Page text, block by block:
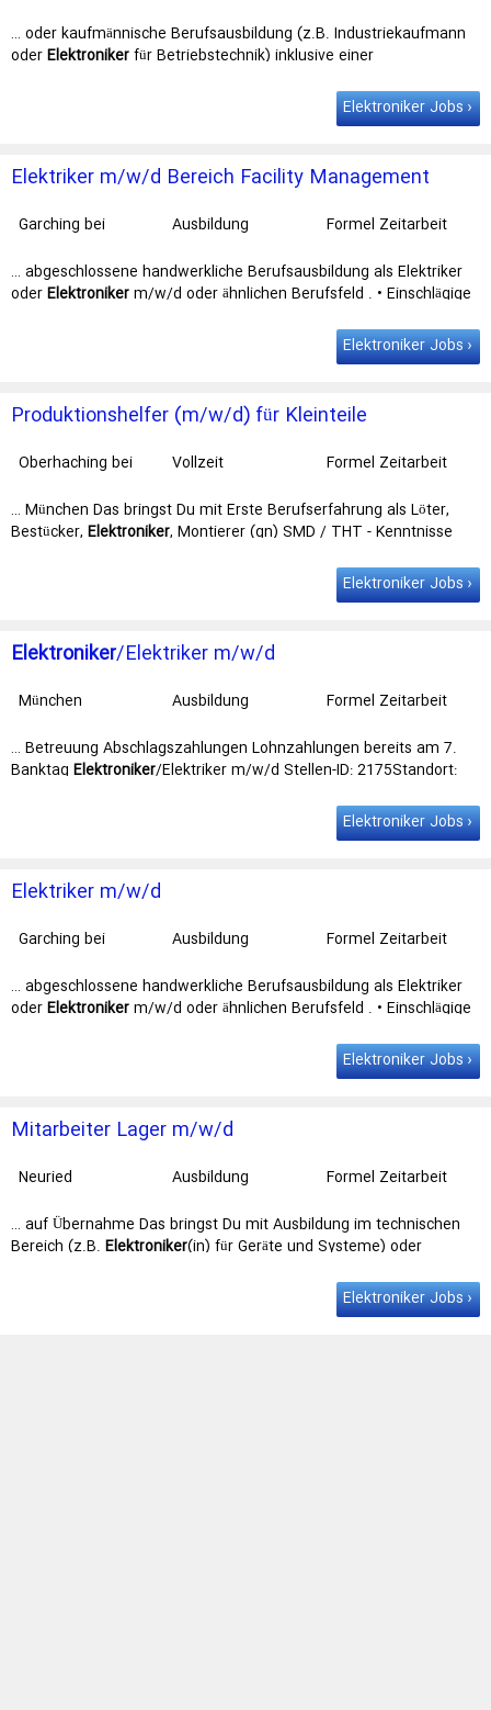
… oder kaufmännische Berufsausbildung (z.B. Industriekaufmann
oderElektronikerfür Betriebstechnik) inklusive einer
Elektroniker Jobs
Elektriker m/w/d Bereich Facility Management
Garching bei
Ausbildung
Formel Zeitarbeit
… abgeschlossene handwerkliche Berufsausbildung als Elektriker
oderElektronikerm/w/d oder ähnlichen Berufsfeld . • Einschlägige
Elektroniker Jobs
Produktionshelfer (m/w/d) für Kleinteile
Oberhaching bei
Vollzeit
Formel Zeitarbeit
… München Das bringst Du mit Erste Berufserfahrung als Löter,
Bestücker, Elektroniker, Montierer (gn) SMD / THT - Kenntnisse
Elektroniker Jobs
Elektroniker/Elektriker m/w/d
München Ausbildung
Formel Zeitarbeit
… Betreuung Abschlagszahlungen Lohnzahlungen bereits am 7.
Banktag Elektroniker/Elektriker m/w/d Stellen-ID: 2175Standort:
Elektroniker Jobs
Elektriker m/w/d
Garching bei
Ausbildung
Formel Zeitarbeit
… abgeschlossene handwerkliche Berufsausbildung als Elektriker
oderElektronikerm/w/d oder ähnlichen Berufsfeld . • Einschlägige
Elektroniker Jobs
Mitarbeiter Lager m/w/d
Neuried Ausbildung
Formel Zeitarbeit
… auf Übernahme Das bringst Du mit Ausbildung im technischen
Bereich (z.B. Elektroniker(in) für Geräte und Systeme) oder
Elektroniker Jobs